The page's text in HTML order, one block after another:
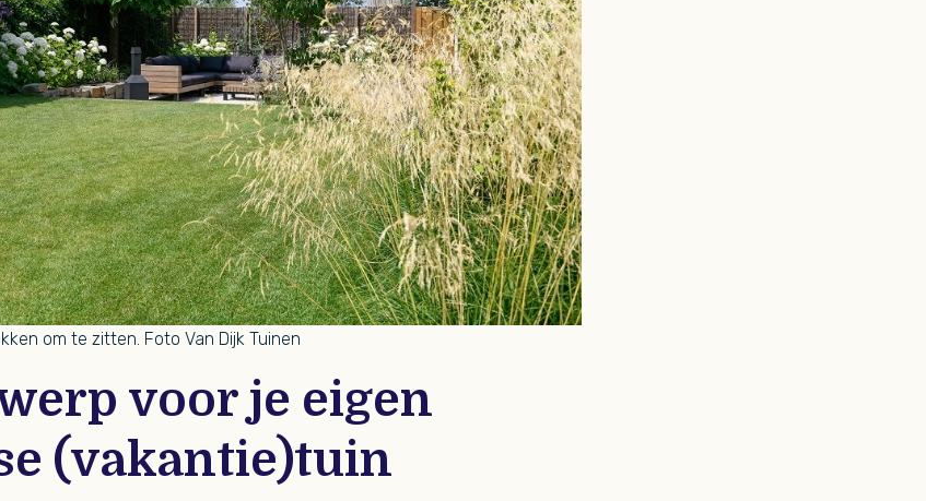
om te zitten. Foto Van Dijk Tuinen
voor je eigen
(vakantie)tuin